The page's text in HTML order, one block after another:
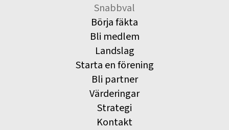
Snabbval
Börja fäkta
Bli medlem
Landslag
Starta en förening
Bli partner
Värderingar
Strategi
Kontakt